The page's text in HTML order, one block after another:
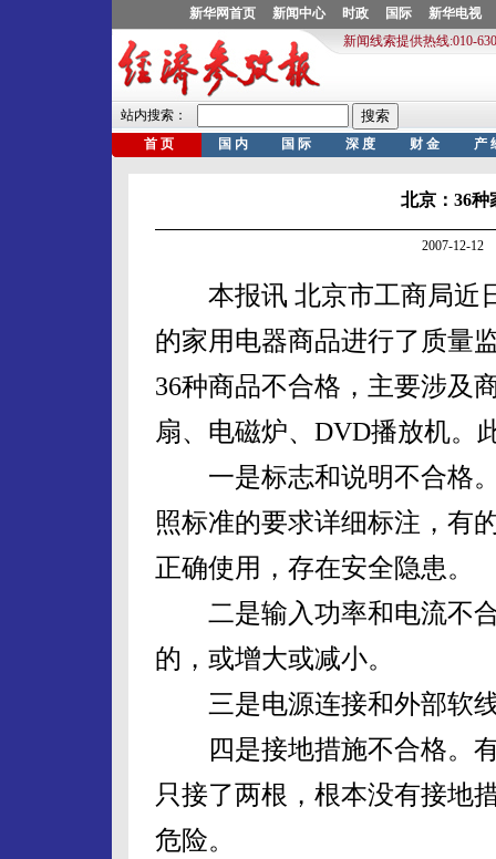
北京：36种
2007-12-12
本报讯 北京市工商局近
的家用电器商品进行了质量
36种商品不合格，主要涉及
扇、电磁炉、DVD播放机。
一是标志和说明不合格。
照标准的要求详细标注，有
正确使用，存在安全隐患。
二是输入功率和电流不合
的，或增大或减小。
三是电源连接和外部软
四是接地措施不合格。有
只接了两根，根本没有接地
危险。